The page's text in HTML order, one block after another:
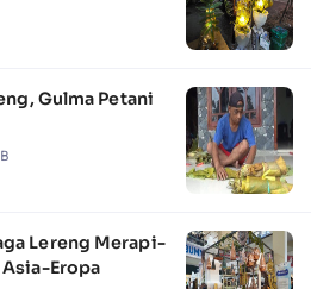
Gulma Petani
Lereng Merapi-
Asia-Eropa